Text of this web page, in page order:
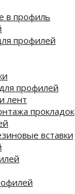
в профиль
профилей
профилей
лент
прокладок
вставки